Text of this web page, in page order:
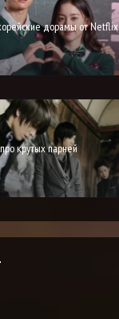
дорамы от Netflix
крутых парней